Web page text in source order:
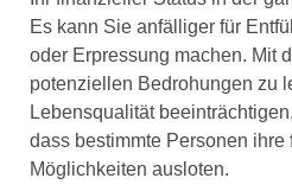
Es kann Sie anfälliger für
oder Erpressung machen. Mit
potenziellen Bedrohungen zu
Lebensqualität
dass bestimmte Personen ihre
Möglichkeiten ausloten.